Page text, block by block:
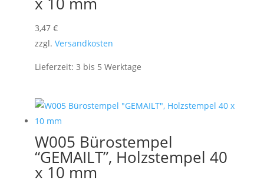
3,47 €
zzgl. Versandkosten
Lieferzeit: 3 bis 5 Werktage
W005 Bürostempel
“GEMAILT”, Holzstempel 40
x 10 mm